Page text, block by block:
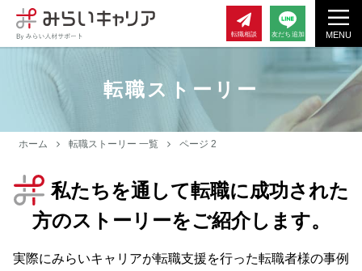
MENU
転職相談 友だち追加
転職ストーリー
ホーム 転職ストーリー 一覧 ページ 2
私たちを通して転職に成功された
方のストーリーをご紹介します。
実際にみらいキャリアが転職支援を行った転職者様の事例